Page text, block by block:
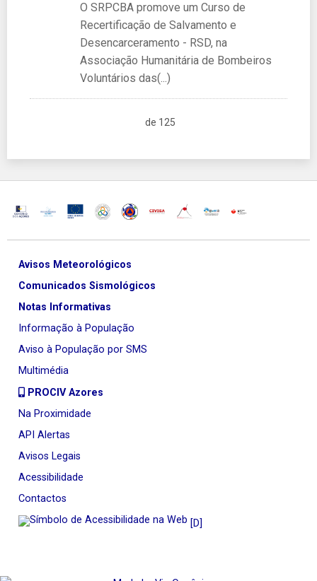
O SRPCBA promove um Curso de
Recertificação de Salvamento e
Desencarceramento - RSD, na
Associação Humanitária de Bombeiros
Voluntários das(...)
de 125
Avisos Meteorológicos
Comunicados Sismológicos
Notas Informativas
Informação à População
Aviso à População por SMS
Multimédia
PROCIV Azores
Na Proximidade
API Alertas
Avisos Legais
Acessibilidade
Contactos
[D]